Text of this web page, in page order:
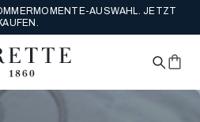
AUSWAHL. JETZT